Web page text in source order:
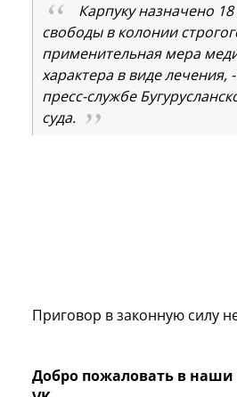
Карпуку назначено
свободы в колонии
применительная мера
характера в виде лечения,
пресс-службе
суда.
Приговор в законную силу
Добро пожаловать в наши